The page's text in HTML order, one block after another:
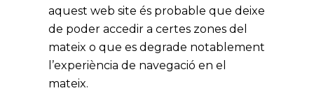
aquest web site és probable que deixe
de poder accedir a certes zones del
mateix o que es degrade notablement
l’experiència de navegació en el
mateix.